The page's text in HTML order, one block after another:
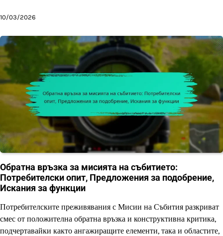
10/03/2026
Обратна връзка за мисията на събитието:
Потребителски опит, Предложения за подобрение,
Искания за функции
Потребителските преживявания с Мисии на Събития разкриват
смес от положителна обратна връзка и конструктивна критика,
подчертавайки както ангажиращите елементи, така и областите,